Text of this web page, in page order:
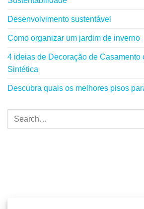
Desenvolvimento sustentável
Como organizar um jardim de inverno
4 ideias de Decoração de Casamento
Sintética
Descubra quais os melhores pisos